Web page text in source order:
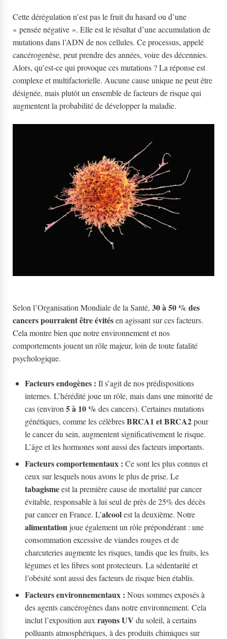
Cette dérégulation n’est pas le fruit du hasard ou d’une
« pensée négative ». Elle est le résultat d’une accumulation de
mutations dans l’ADN de nos cellules. Ce processus, appelé
cancérogenèse, peut prendre des années, voire des décennies.
Alors, qu’est-ce qui provoque ces mutations ? La réponse est
complexe et multifactorielle. Aucune cause unique ne peut être
désignée, mais plutôt un ensemble de facteurs de risque qui
augmentent la probabilité de développer la maladie.
Selon l’Organisation Mondiale de la Santé, 30 à 50 % des
cancers pourraient être évitésen agissant sur ces facteurs.
Cela montre bien que notre environnement et nos
comportements jouent un rôle majeur, loin de toute fatalité
psychologique.
Facteurs endogènes : Il s’agit de nos prédispositions
internes. L’hérédité joue un rôle, mais dans une minorité de
cas (environ 5 à 10 % des cancers). Certaines mutations
génétiques, comme les célèbresBRCA1 et BRCA2pour
le cancer du sein, augmentent significativement le risque.
L’âge et les hormones sont aussi des facteurs importants.
Facteurs comportementaux : Ce sont les plus connus et
ceux sur lesquels nous avons le plus de prise. Le
tabagismeest la première cause de mortalité par cancer
évitable, responsable à lui seul de près de 25% des décès
par cancer en France. L’alcoolest la deuxième. Notre
alimentationjoue également un rôle prépondérant : une
consommation excessive de viandes rouges et de
charcuteries augmente les risques, tandis que les fruits, les
légumes et les fibres sont protecteurs. La sédentarité et
l’obésité sont aussi des facteurs de risque bien établis.
Facteurs environnementaux : Nous sommes exposés à
des agents cancérogènes dans notre environnement. Cela
inclut l’exposition aux rayons UV du soleil, à certains
polluants atmosphériques, à des produits chimiques sur